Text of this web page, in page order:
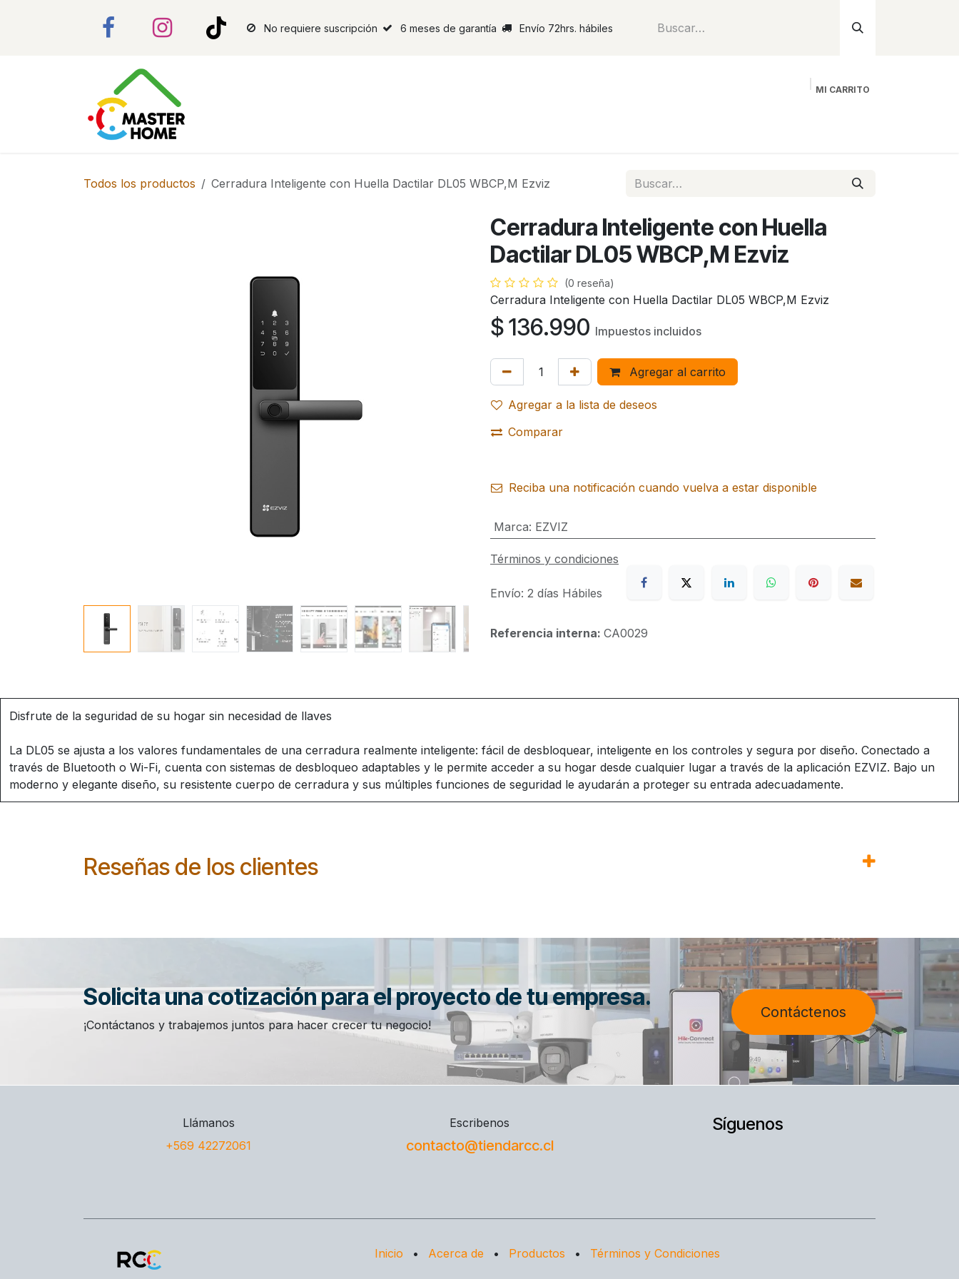
No requiere suscripción 6 meses de garantía Envío 72hrs. hábiles
MI CARRITO
Todos los productos Cerradura Inteligente con Huella Dactilar DL05 WBCP,M Ezviz
Cerradura Inteligente con Huella
Dactilar DL05 WBCP,M Ezviz
(0 reseña)
Cerradura Inteligente con Huella Dactilar DL05 WBCP,M Ezviz
$136.990 Impuestos incluidos
Agregar al carrito
Agregar a la lista de deseos
Comparar
Reciba una notificación cuando vuelva a estar disponible
Marca: EZVIZ
Términos y condiciones
Envío: 2 días Hábiles
Referencia interna: CA0029
Disfrute de la seguridad de su hogar sin necesidad de llaves
La DL05 se ajusta a los valores fundamentales de una cerradura realmente inteligente: fácil de desbloquear, inteligente en los controles y segura por diseño. Conectado a
través de Bluetooth o Wi-Fi, cuenta con sistemas de desbloqueo adaptables y le permite acceder a su hogar desde cualquier lugar a través de la aplicación EZVIZ. Bajo un
moderno y elegante diseño, su resistente cuerpo de cerradura y sus múltiples funciones de seguridad le ayudarán a proteger su entrada adecuadamente.
Reseñas de los clientes
Solicita una cotización para el proyecto de tu empresa.
¡Contáctanos y trabajemos juntos para hacer crecer tu negocio!
Contáctenos
Llámanos
+569 42272061
Escribenos
contacto@tiendarcc.cl
Síguenos
Inicio • Acerca de • Productos • Términos y Condiciones